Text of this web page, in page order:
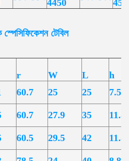
4450
টেবিল
r W L
h
60.7 25 25 7.50
60.7 27.9 35
60.5 29.5 42